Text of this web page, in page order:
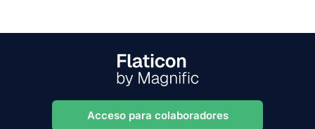
Acceso para colaboradores